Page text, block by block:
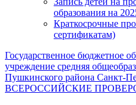
образования на
Краткосрочные
сертификатам)
Государственное бюджетное
учреждение средняя
Пушкинского района Санкт-
ВСЕРОССИЙСКИЕ